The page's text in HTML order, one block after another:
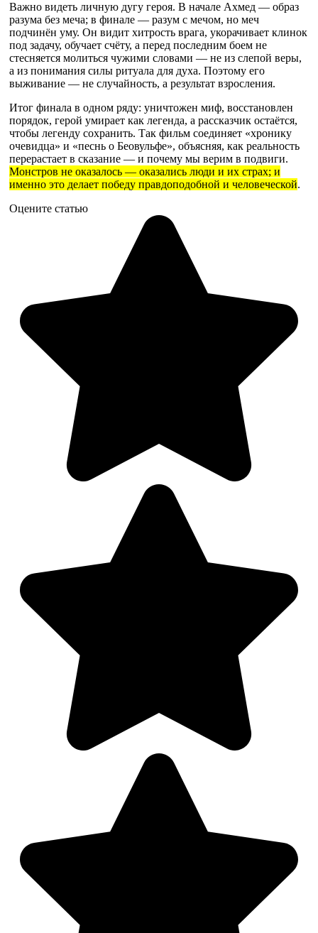
Важно видеть личную дугу героя. В начале Ахмед — образ
разума без меча; в финале — разум с мечом, но меч
подчинён уму. Он видит хитрость врага, укорачивает клинок
под задачу, обучает счёту, а перед последним боем не
стесняется молиться чужими словами — не из слепой веры,
а из понимания силы ритуала для духа. Поэтому его
выживание — не случайность, а результат взросления.
Итог финала в одном ряду: уничтожен миф, восстановлен
порядок, герой умирает как легенда, а рассказчик остаётся,
чтобы легенду сохранить. Так фильм соединяет «хронику
очевидца» и «песнь о Беовульфе», объясняя, как реальность
перерастает в сказание — и почему мы верим в подвиги.
Монстров не оказалось — оказались люди и их страх; и
именно это делает победу правдоподобной и человеческой.
Оцените статью